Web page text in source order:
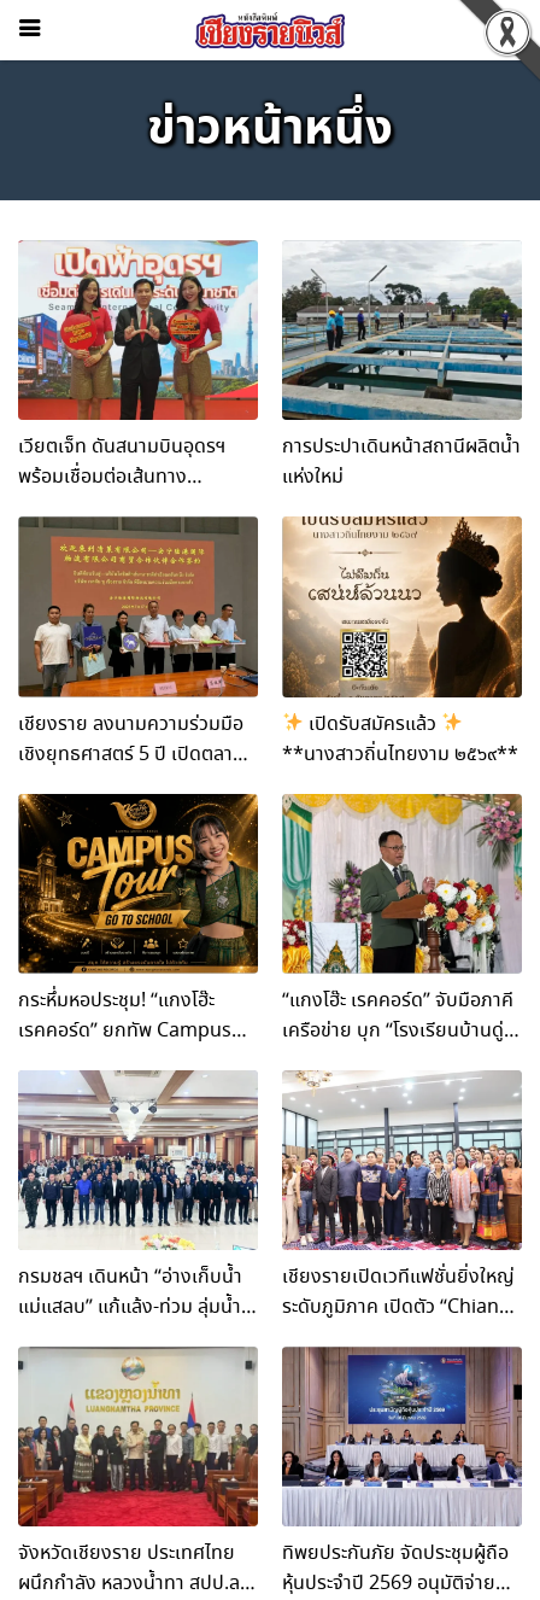
ข่าวหน้าหนึ่ง
เวียตเจ็ท ดันสนามบินอุดรฯ
พร้อมเชื่อมต่อเส้นทาง
การประปาเดินหน้าสถานีผลิตน้ำ
แห่งใหม่
เชียงราย ลงนามความร่วมมือ
เชิงยุทธศาสตร์ 5 ปี เปิดตลาด
เปิดรับสมัครแล้ว
**นางสาวถิ่นไทยงาม ๒๕๖๙**
กระหึ่มหอประชุม! “แกงโฮ๊ะ
เรคคอร์ด” ยกทัพ Campus
ประชานุเคราะห์ 15ฯ” เยาวชน
กว่าพันคนแห่ร่วมสนุก-สานพลัง
ต้านบุหรี่ไฟฟ้า
“แกงโฮ๊ะ เรคคอร์ด” จับมือภาคี
เครือข่าย บุก “โรงเรียนบ้านดู่ฯ”
2026 ชูม็อตโต้ “นิโคติน…เสพ
ติดจนตาย” แฉกลลวงบุหรี่
ไฟฟ้า !!!
กรมชลฯ เดินหน้า “อ่างเก็บน้ำ
แม่แสลบ” แก้แล้ง-ท่วม ลุ่มน้ำ
เชียงรายเปิดเวทีแฟชั่นยิ่งใหญ่
ระดับภูมิภาค เปิดตัว “Chiang
Season 4” ผสานพลัง
วัฒนธรรมสู่สากลอย่างยั่งยืน
จังหวัดเชียงราย ประเทศไทย
ผนึกกำลัง หลวงน้ำทา สปป.ลาว
ทิพยประกันภัย จัดประชุมผู้ถือ
หุ้นประจำปี 2569 อนุมัติจ่าย